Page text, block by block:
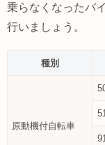
乗らなくなったバ
行いましょう。
種別
原動機付自転車